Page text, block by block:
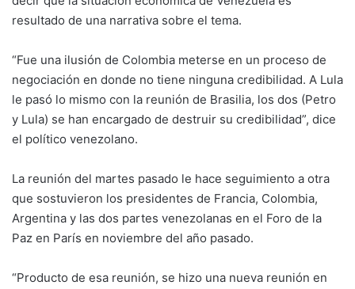
resultado de una narrativa sobre el tema.
“Fue una ilusión de Colombia meterse en un proceso de
negociación en donde no tiene ninguna credibilidad. A Lula
le pasó lo mismo con la reunión de Brasilia, los dos (Petro
y Lula) se han encargado de destruir su credibilidad”, dice
el político venezolano.
La reunión del martes pasado le hace seguimiento a otra
que sostuvieron los presidentes de Francia, Colombia,
Argentina y las dos partes venezolanas en el Foro de la
Paz en París en noviembre del año pasado.
“Producto de esa reunión, se hizo una nueva reunión en